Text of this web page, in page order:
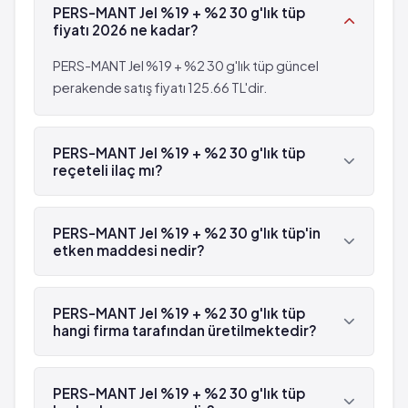
PERS-MANT Jel %19 + %2 30 g'lık tüp
fiyatı 2026 ne kadar?
PERS-MANT Jel %19 + %2 30 g'lık tüp güncel
perakende satış fiyatı 125.66 TL'dir.
PERS-MANT Jel %19 + %2 30 g'lık tüp
reçeteli ilaç mı?
Evet, PERS-MANT Jel %19 + %2 30 g'lık tüp beyaz
reçetelidir.
PERS-MANT Jel %19 + %2 30 g'lık tüp'in
etken maddesi nedir?
PERS-MANT Jel %19 + %2 30 g'lık tüp'in etken
maddesi Mikonazol 'dür.
PERS-MANT Jel %19 + %2 30 g'lık tüp
hangi firma tarafından üretilmektedir?
PERS-MANT Jel %19 + %2 30 g'lık tüp , Orva
tarafından üretilmektedir.
PERS-MANT Jel %19 + %2 30 g'lık tüp